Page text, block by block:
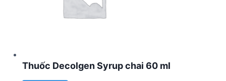
Thuốc Decolgen Syrup chai 60 ml